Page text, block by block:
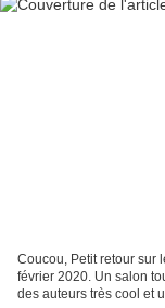
Coucou, Petit retour sur
février 2020. Un salon
des auteurs très cool et